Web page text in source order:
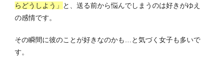
らどうしよう」
と、送る前から悩んでしまうのは好きがゆえ
の感情です。
その瞬間に彼のことが好きなのかも…と気づく女子も多いで
す。